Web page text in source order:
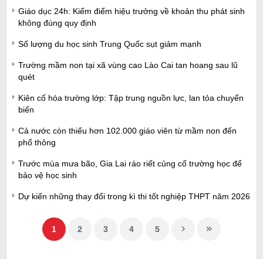
Giáo dục 24h: Kiểm điểm hiệu trưởng về khoản thu phát sinh
không đúng quy định
Số lượng du học sinh Trung Quốc sụt giảm mạnh
Trường mầm non tại xã vùng cao Lào Cai tan hoang sau lũ
quét
Kiên cố hóa trường lớp: Tập trung nguồn lực, lan tỏa chuyển
biến
Cả nước còn thiếu hơn 102.000 giáo viên từ mầm non đến
phổ thông
Trước mùa mưa bão, Gia Lai ráo riết củng cố trường học để
bảo vệ học sinh
Dự kiến những thay đổi trong kì thi tốt nghiệp THPT năm 2026
1 2 3 4 5